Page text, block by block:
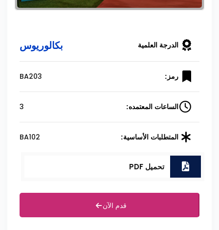
الدرجة العلمية بكالوريوس
رمز: BA203
الساعات المعتمده: 3
المتطلبات الأساسية: BA102
تحميل PDF
قدم الآن